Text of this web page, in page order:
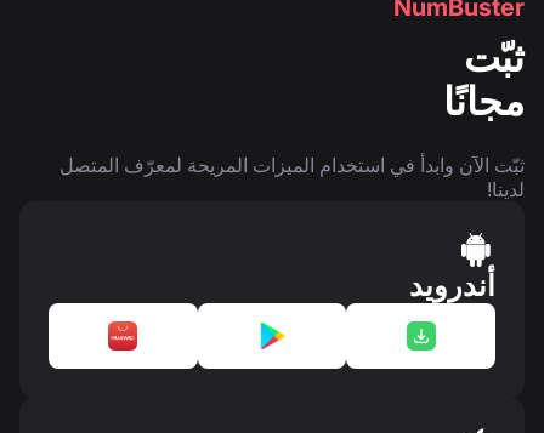
NumBuster
ثبّت
مجانًا
ثبّت الآن وابدأ في استخدام الميزات المريحة لمعرّف المتصل
لدينا!
أندرويد